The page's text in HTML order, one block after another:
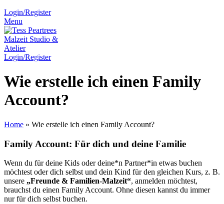
Login/Register
Menu
Login/Register
Wie erstelle ich einen Family
Account?
Home » Wie erstelle ich einen Family Account?
Family Account: Für dich und deine Familie
Wenn du für deine Kids oder deine*n Partner*in etwas buchen
möchtest oder dich selbst und dein Kind für den gleichen Kurs, z. B.
unsere „Freunde & Familien-Malzeit“, anmelden möchtest,
brauchst du einen Family Account. Ohne diesen kannst du immer
nur für dich selbst buchen.